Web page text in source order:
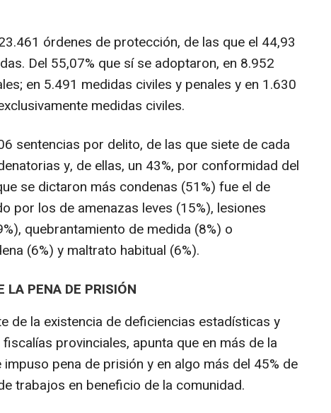
órdenes de protección, de las que el 44,93
Del 55,07% que sí se adoptaron, en 8.952
en 5.491 medidas civiles y penales y en 1.630
medidas civiles.
sentencias por delito, de las que siete de cada
y, de ellas, un 43%, por conformidad del
se dictaron más condenas (51%) fue el de
por los de amenazas leves (15%), lesiones
quebrantamiento de medida (8%) o
(6%) y maltrato habitual (6%).
LA PENA DE PRISIÓN
de la existencia de deficiencias estadísticas y
provinciales, apunta que en más de la
pena de prisión y en algo más del 45% de
trabajos en beneficio de la comunidad.